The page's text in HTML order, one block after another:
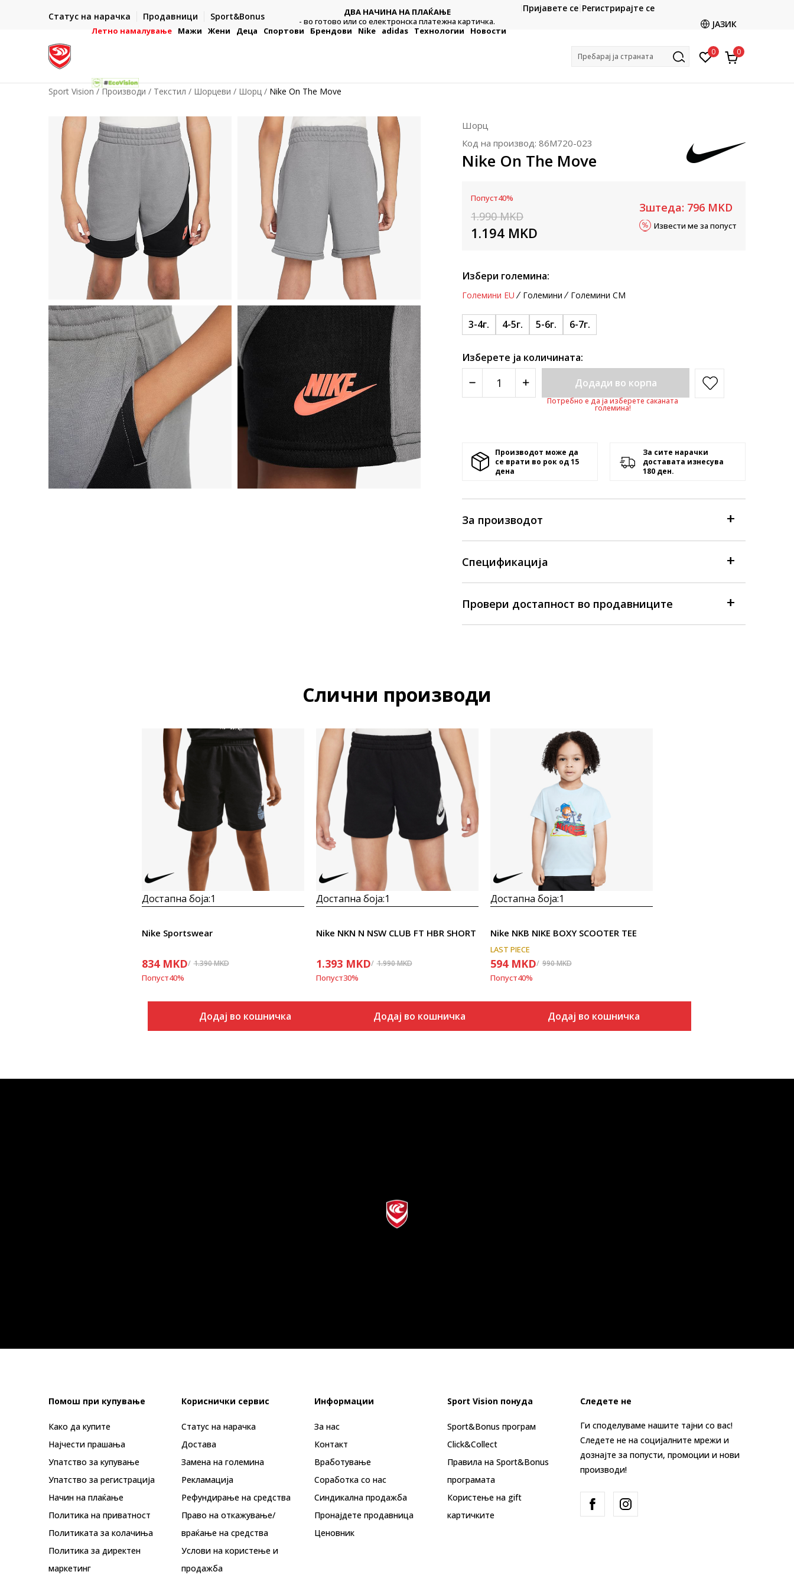
Статус на нарачка Продавници Sport&Bonus
- на сите нарачки во готово или со електронска платежна
ДВА НАЧИНА НА ПЛАЌАЊЕ
- во готово или со електронска платежна картичка.
CLICK & COLLECT
Платете со картичка online и подигнете во продавницата
Пријавете се Регистрирајте се
ЈАЗИК
Летно намалување Мажи Жени Деца Спортови Брендови Nike adidas Технологии Новости
Пребарај ја страната 0 0
Sport Vision Производи Текстил Шорцеви Шорц Nike On The Move
Шорц
Код на производ: 86M720-023
Nike On The Move
Попуст40%
1.990 MKD
1.194 MKD
Зштеда: 796 MKD
Извести ме за попуст
Избери големина:
Големини EU Големини Големини CM
3-4г. 4-5г. 5-6г. 6-7г.
Изберете ја количината:
Додади во корпа
Потребно е да ја изберете саканата
големина!
Производот може да
се врати во рок од 15
денa
За сите нарачки
доставата изнесува
180 ден.
За производот
Спецификација
Провери достапност во продавниците
Слични производи
Достапна боја:1
Nike Sportswear
834 MKD 1.390MKD
Попуст40%
Додај во кошничка
Достапна боја:1
Nike NKN N NSW CLUB FT HBR SHORT
1.393 MKD 1.990MKD
Попуст30%
Додај во кошничка
Достапна боја:1
Nike NKB NIKE BOXY SCOOTER TEE
LAST PIECE
594 MKD 990MKD
Попуст40%
Додај во кошничка
Помош при купување
Како да купите
Најчести прашања
Упатство за купување
Упатство за регистрација
Начин на плаќање
Политика на приватност
Политиката за колачиња
Политика за директен
маркетинг
Кориснички сервис
Статус на нарачка
Достава
Замена на големина
Рекламациja
Рефундирање на средства
Право на откажување/
враќање на средства
Услови на користење и
продажба
Информации
За нас
Контакт
Вработување
Соработка со нас
Синдикална продажба
Пронајдете продавница
Ценовник
Sport Vision понуда
Sport&Bonus програм
Click&Collect
Правила на Sport&Bonus
програмата
Користење на gift
картичките
Следете не
Ги споделуваме нашите тајни со вас!
Следете не на социјалните мрежи и
дознајте за попусти, промоции и нови
производи!